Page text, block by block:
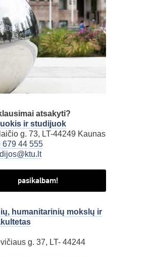
atsakyti?
ir studijuok
g. 73, LT-44249 Kaunas
679 44 555
pasikalbam!
humanitarinių mokslų ir
g. 37, LT- 44244